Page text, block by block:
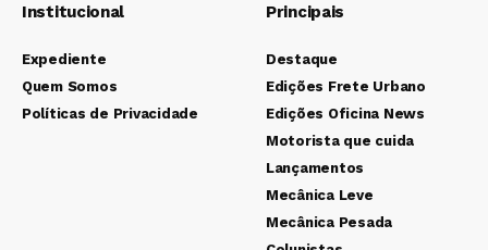
Institucional
Expediente
Quem Somos
Políticas de Privacidade
Principais
Destaque
Edições Frete Urbano
Edições Oficina News
Motorista que cuida
Lançamentos
Mecânica Leve
Mecânica Pesada